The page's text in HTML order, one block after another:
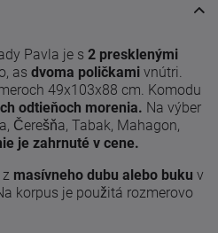
Pavla je s 2 presklenými
as dvoma poličkami vnútri.
49x103x88 cm. Komodu
odtieňoch morenia. Na výber
Čerešňa, Tabak, Mahagon,
je zahrnuté v cene.
z masívneho dubu alebo buku v
korpus je použitá rozmerovo